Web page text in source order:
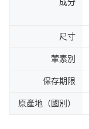
尺寸
葷素別
保存期限
原產地（國別）